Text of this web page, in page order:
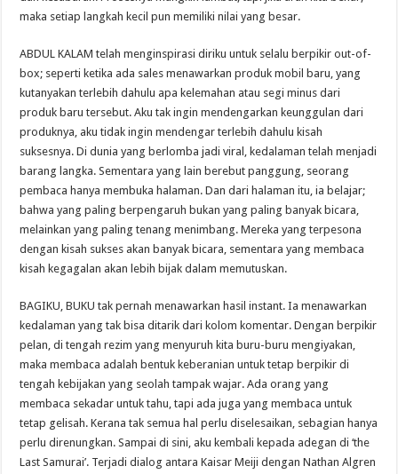
maka setiap langkah kecil pun memiliki nilai yang besar.
ABDUL KALAM telah menginspirasi diriku untuk selalu berpikir out-of-
box; seperti ketika ada sales menawarkan produk mobil baru, yang
kutanyakan terlebih dahulu apa kelemahan atau segi minus dari
produk baru tersebut. Aku tak ingin mendengarkan keunggulan dari
produknya, aku tidak ingin mendengar terlebih dahulu kisah
suksesnya. Di dunia yang berlomba jadi viral, kedalaman telah menjadi
barang langka. Sementara yang lain berebut panggung, seorang
pembaca hanya membuka halaman. Dan dari halaman itu, ia belajar;
bahwa yang paling berpengaruh bukan yang paling banyak bicara,
melainkan yang paling tenang menimbang. Mereka yang terpesona
dengan kisah sukses akan banyak bicara, sementara yang membaca
kisah kegagalan akan lebih bijak dalam memutuskan.
BAGIKU, BUKU tak pernah menawarkan hasil instant. Ia menawarkan
kedalaman yang tak bisa ditarik dari kolom komentar. Dengan berpikir
pelan, di tengah rezim yang menyuruh kita buru-buru mengiyakan,
maka membaca adalah bentuk keberanian untuk tetap berpikir di
tengah kebijakan yang seolah tampak wajar. Ada orang yang
membaca sekadar untuk tahu, tapi ada juga yang membaca untuk
tetap gelisah. Kerana tak semua hal perlu diselesaikan, sebagian hanya
perlu direnungkan. Sampai di sini, aku kembali kepada adegan di ‘the
Last Samurai’. Terjadi dialog antara Kaisar Meiji dengan Nathan Algren